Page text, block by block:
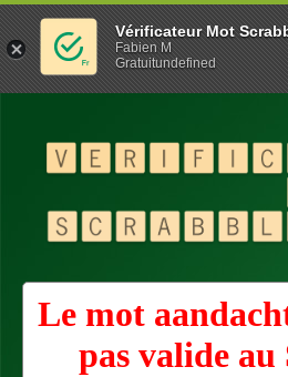
Le mot
pas valide au
Vérificateur Mot
Fabien M
Gratuitundefined